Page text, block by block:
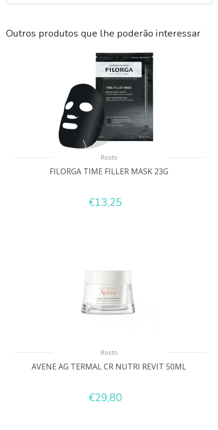
Outros produtos que lhe poderão interessar
Rosto
FILORGA TIME FILLER MASK 23G
€13,25
Rosto
AVENE AG TERMAL CR NUTRI REVIT 50ML
€29,80